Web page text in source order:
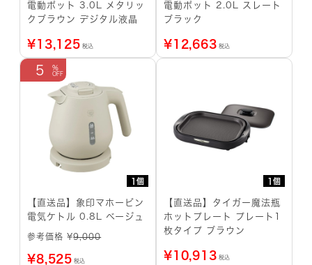
電動ポット 3.0L メタリッ
クブラウン デジタル液晶
¥13,125 税込
電動ポット 2.0L スレート
ブラック
¥12,663 税込
1個
5
【直送品】象印マホービン
電気ケトル 0.8L ベージュ
参考価格 ¥9,000
¥8,525 税込
1個
【直送品】タイガー魔法瓶
ホットプレート プレート1
枚タイプ ブラウン
¥10,913 税込